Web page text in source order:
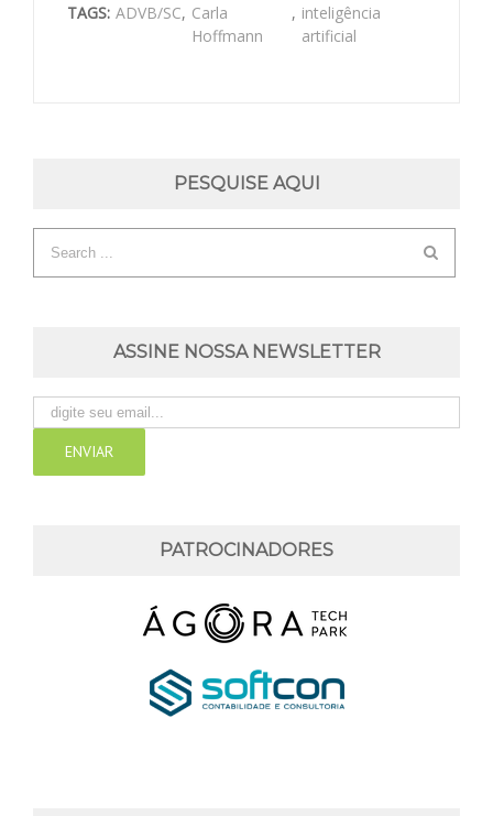
TAGS: ADVB/SC, Carla
Hoffmann
, inteligência
artificial
PESQUISE AQUI
ASSINE NOSSA NEWSLETTER
PATROCINADORES